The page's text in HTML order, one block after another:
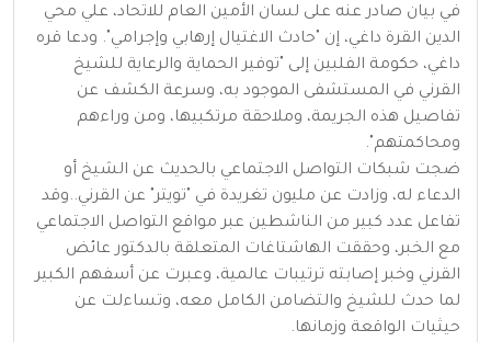
في بيان صادر عنه على لسان الأمين العام للاتحاد، علي محي
الدين القرة داغي، إن "حادث الاغتيال إرهابي وإجرامي". ودعا قره
داغي، حكومة الفلبين إلى "توفير الحماية والرعاية للشيخ
القرني في المستشفى الموجود به، وسرعة الكشف عن
تفاصيل هذه الجريمة، وملاحقة مرتكبيها، ومن وراءهم
ومحاكمتهم".
ضجت شبكات التواصل الاجتماعي بالحديث عن الشيخ أو
الدعاء له، وزادت عن مليون تغريدة في "تويتر" عن القرني..وقد
تفاعل عدد كبير من الناشطين عبر مواقع التواصل الاجتماعي
مع الخبر، وحققت الهاشتاغات المتعلقة بالدكتور عائض
القرني وخبر إصابته ترتيبات عالمية، وعبرت عن أسفهم الكبير
لما حدث للشيخ والتضامن الكامل معه، وتساءلت عن
حيثيات الواقعة وزمانها.